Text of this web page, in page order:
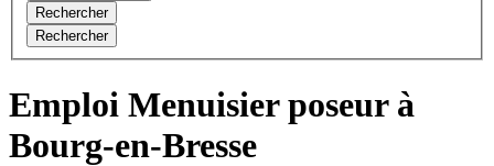
Rechercher
Rechercher
Emploi Menuisier poseur à
Bourg-en-Bresse